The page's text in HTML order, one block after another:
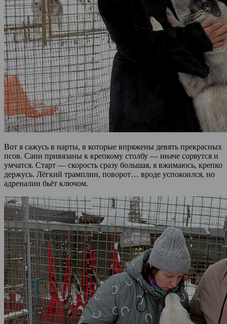
Вот я сажусь в нарты, в которые впряжены девять прекрасных
псов. Сани привязаны к крепкому столбу — иначе сорвутся и
умчатся. Старт — скорость сразу большая, я вжимаюсь, крепко
держусь. Лёгкий трамплин, поворот… вроде успокоился, но
адреналин бьёт ключом.